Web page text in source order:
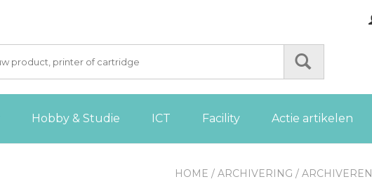
Hobby & Studie ICT Facility Actie artikelen
HOME / ARCHIVERING / ARCHIVEREN